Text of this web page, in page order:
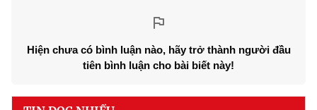
Hiện chưa có bình luận nào, hãy trở thành người đầu
tiên bình luận cho bài biết này!